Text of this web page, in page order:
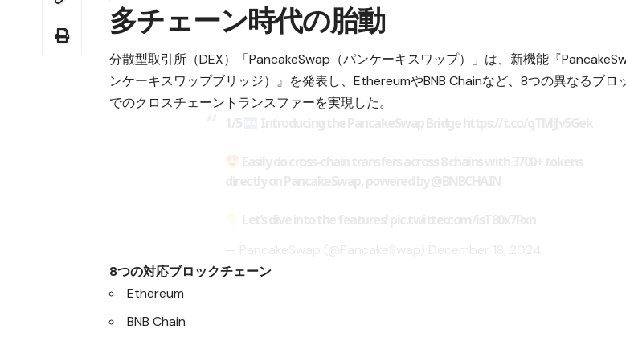
多チェーン時代の胎動
分散型取引所（DEX）「PancakeSwap（パンケーキスワップ）」は、新機能『
ンケーキスワップブリッジ）』を発表し、EthereumやBNB Chainなど、8つの異なるブロ
でのクロスチェーントランスファーを実現した。
8つの対応ブロックチェーン
Ethereum
BNB Chain